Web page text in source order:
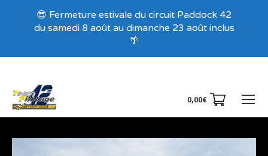
0,00€
Recevez nos offres exclusives !
😎 Fermeture estivale du circuit Paddock 42
du samedi 8 août au dimanche 23 août inclus
🌴